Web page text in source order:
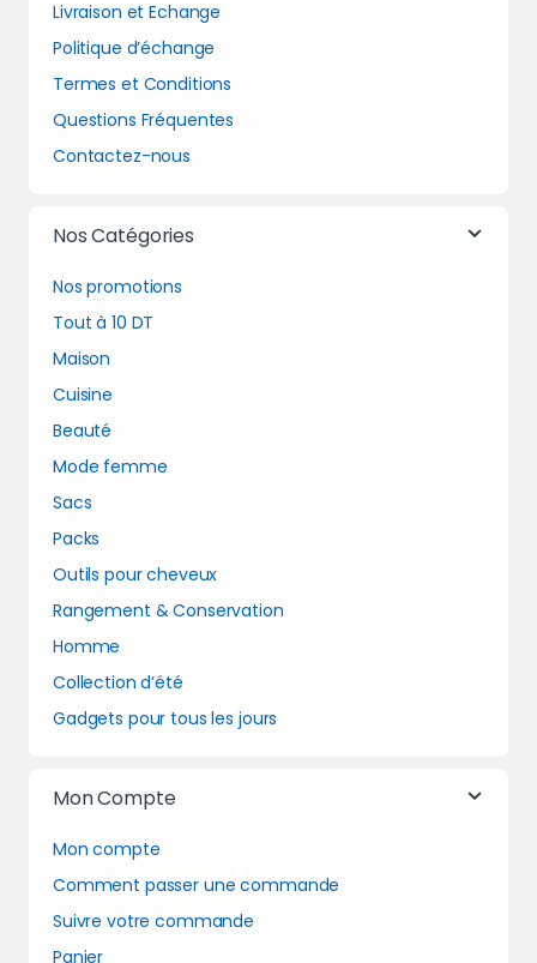
Livraison et Echange
Politique d’échange
Termes et Conditions
Questions Fréquentes
Contactez-nous
Nos Catégories
Nos promotions
Tout à 10 DT
Maison
Cuisine
Beauté
Mode femme
Sacs
Packs
Outils pour cheveux
Rangement & Conservation
Homme
Collection d’été
Gadgets pour tous les jours
Mon Compte
Mon compte
Comment passer une commande
Suivre votre commande
Panier